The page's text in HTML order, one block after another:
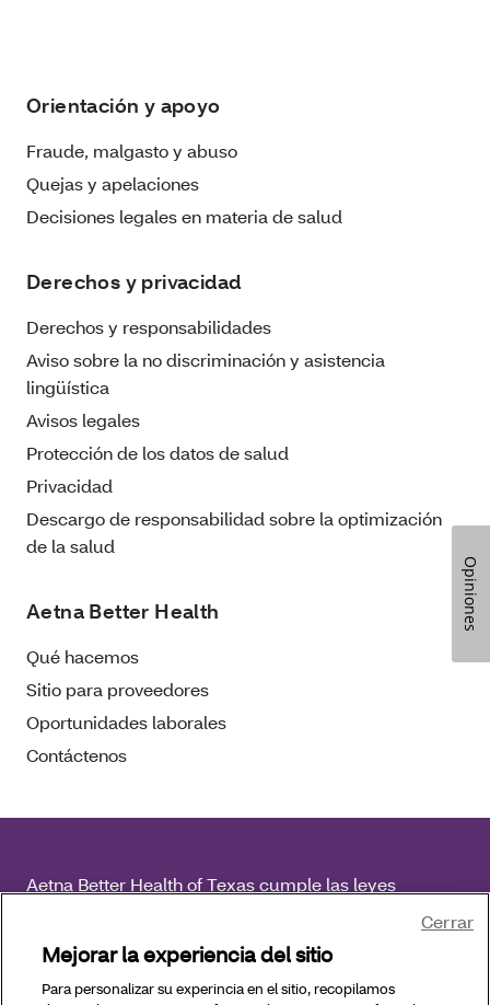
Orientación y apoyo
Fraude, malgasto y abuso
Quejas y apelaciones
Decisiones legales en materia de salud
Derechos y privacidad
Derechos y responsabilidades
Aviso sobre la no discriminación y asistencia
lingüística
Avisos legales
Protección de los datos de salud
Privacidad
Descargo de responsabilidad sobre la optimización
de la salud
Aetna Better Health
Qué hacemos
Sitio para proveedores
Oportunidades laborales
Contáctenos
Aetna Better Health of Texas cumple las leyes
federales de derechos civiles vigentes y no discrimina
discapacidad ni sexo.
Mejorar la experiencia del sitio
Para personalizar su experincia en el sitio, recopilamos
Cerrar
Opiniones